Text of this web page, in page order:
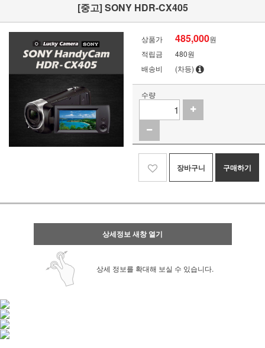
[중고] SONY HDR-CX405
상품가 485,000원
적립금
480원
배송비
(차등)
수량
장바구니 구매하기
상세정보 새창 열기
상세 정보를 확대해 보실 수 있습니다.